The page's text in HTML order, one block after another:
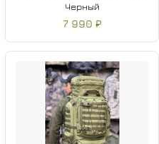
Черный
7 990 ₽